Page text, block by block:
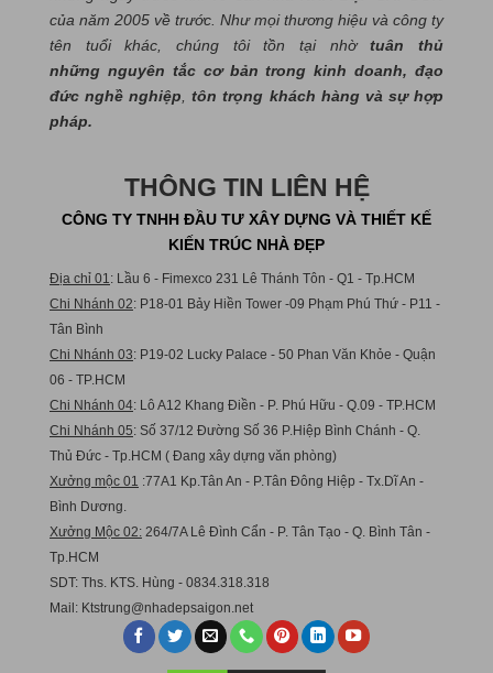
của năm 2005 về trước. Như mọi thương hiệu và công ty
tên tuổi khác, chúng tôi tồn tại nhờtuân thủ
những nguyên tắc cơ bản trong kinh doanh, đạo
đức nghề nghiệp ,tôn trọng khách hàng và sự hợp
pháp.
THÔNG TIN LIÊN HỆ
CÔNG TY TNHH ĐẦU TƯ XÂY DỰNG VÀ THIẾT KẾ
KIẾN TRÚC NHÀ ĐẸP
Địa chỉ 01 : Lầu 6 - Fimexco 231 Lê Thánh Tôn - Q1 - Tp.HCM
Chi Nhánh 02: P18-01 Bảy Hiền Tower -09 Phạm Phú Thứ - P11 -
Tân Bình
Chi Nhánh 03: P19-02 Lucky Palace - 50 Phan Văn Khỏe - Quận
06 - TP.HCM
Chi Nhánh 04: Lô A12 Khang Điền - P. Phú Hữu - Q.09 - TP.HCM
Chi Nhánh 05: Số 37/12 Đường Số 36 P.Hiệp Bình Chánh - Q.
Thủ Đức - Tp.HCM ( Đang xây dựng văn phòng)
Xưởng mộc 01
:77A1 Kp.Tân An - P.Tân Đông Hiệp - Tx.Dĩ An -
Bình Dương.
Xưởng Mộc 02: 264/7A Lê Đình Cẩn - P. Tân Tạo - Q. Bình Tân -
Tp.HCM
SDT: Ths. KTS. Hùng - 0834.318.318
Mail: Ktstrung@nhadepsaigon.net